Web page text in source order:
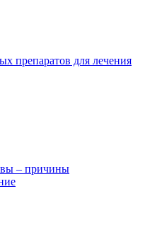
препаратов для лечения
– причины